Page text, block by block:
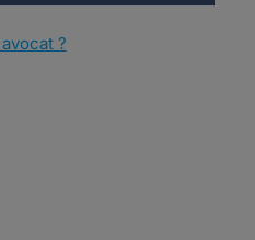
?